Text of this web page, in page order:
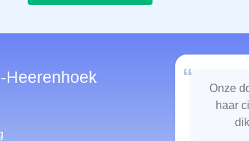
Heerenhoek
“
Onze
haar